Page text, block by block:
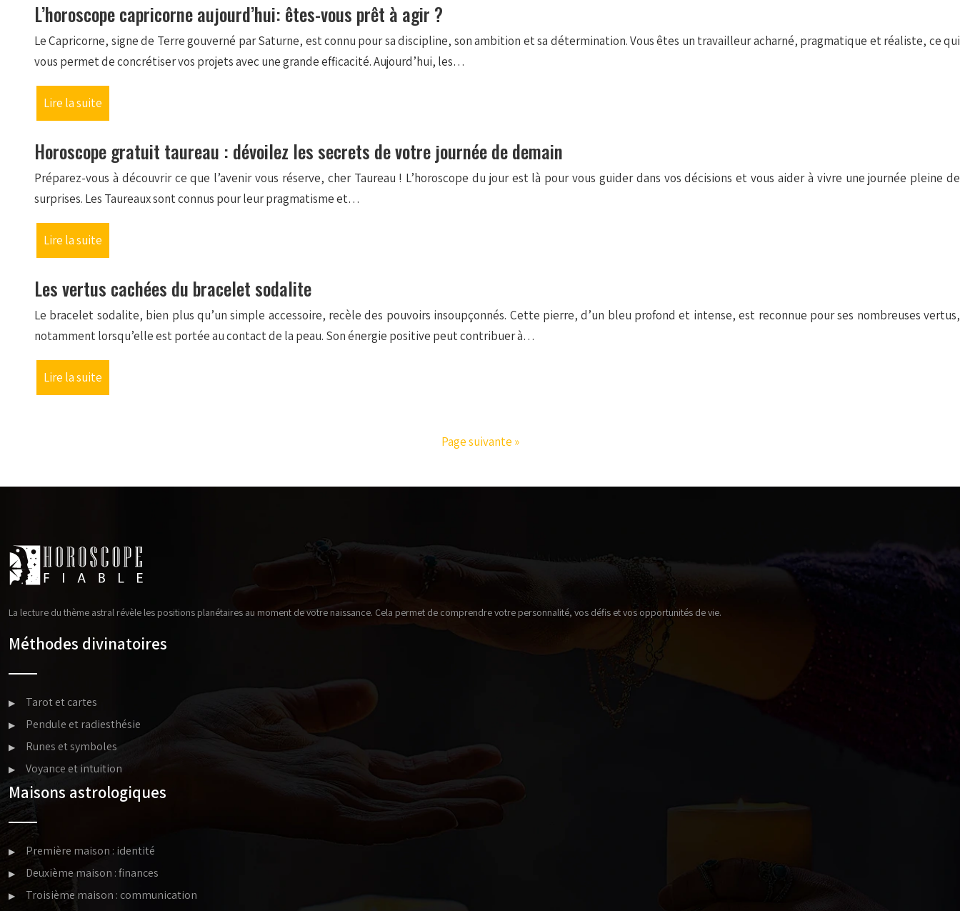
L’horoscope capricorne aujourd’hui: êtes-vous prêt à agir ?
Le Capricorne, signe de Terre gouverné par Saturne, est connu pour sa discipline, son ambition et sa détermination. Vous êtes un travailleur acharné, pragmatique et réaliste, ce qui
vous permet de concrétiser vos projets avec une grande efficacité. Aujourd’hui, les…
Lire la suite
Horoscope gratuit taureau : dévoilez les secrets de votre journée de demain
Préparez-vous à découvrir ce que l’avenir vous réserve, cher Taureau ! L’horoscope du jour est là pour vous guider dans vos décisions et vous aider à vivre une journée pleine de
surprises. Les Taureaux sont connus pour leur pragmatisme et…
Lire la suite
Les vertus cachées du bracelet sodalite
Le bracelet sodalite, bien plus qu’un simple accessoire, recèle des pouvoirs insoupçonnés. Cette pierre, d’un bleu profond et intense, est reconnue pour ses nombreuses vertus,
notamment lorsqu’elle est portée au contact de la peau. Son énergie positive peut contribuer à…
Lire la suite
Page suivante »
La lecture du thème astral révèle les positions planétaires au moment de votre naissance. Cela permet de comprendre votre personnalité, vos défis et vos opportunités de vie.
Méthodes divinatoires
Tarot et cartes
Pendule et radiesthésie
Runes et symboles
Voyance et intuition
Maisons astrologiques
Première maison : identité
Deuxième maison : finances
Troisième maison : communication